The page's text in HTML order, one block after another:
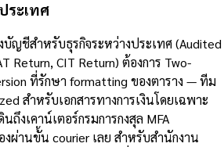
ระเทศ
บัญชีสำหรับธุรกิจระหว่างประเทศ (Audited
Return, CIT Return) ต้องการ Two-
ที่รักษา formatting ของตาราง — ทีม
สำหรับเอกสารทางการเงินโดยเฉพาะ
ถึงเคาน์เตอร์กรมการกงสุล MFA
ผ่านขั้น courier เลย สำหรับสำนักงาน